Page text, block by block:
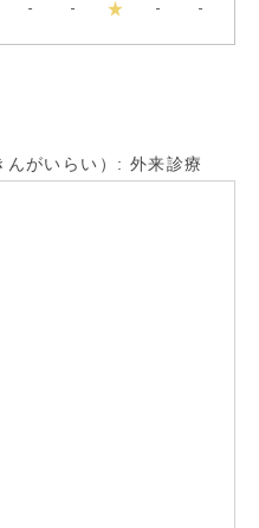
- - ★ - -
んがいらい）: 外来診療